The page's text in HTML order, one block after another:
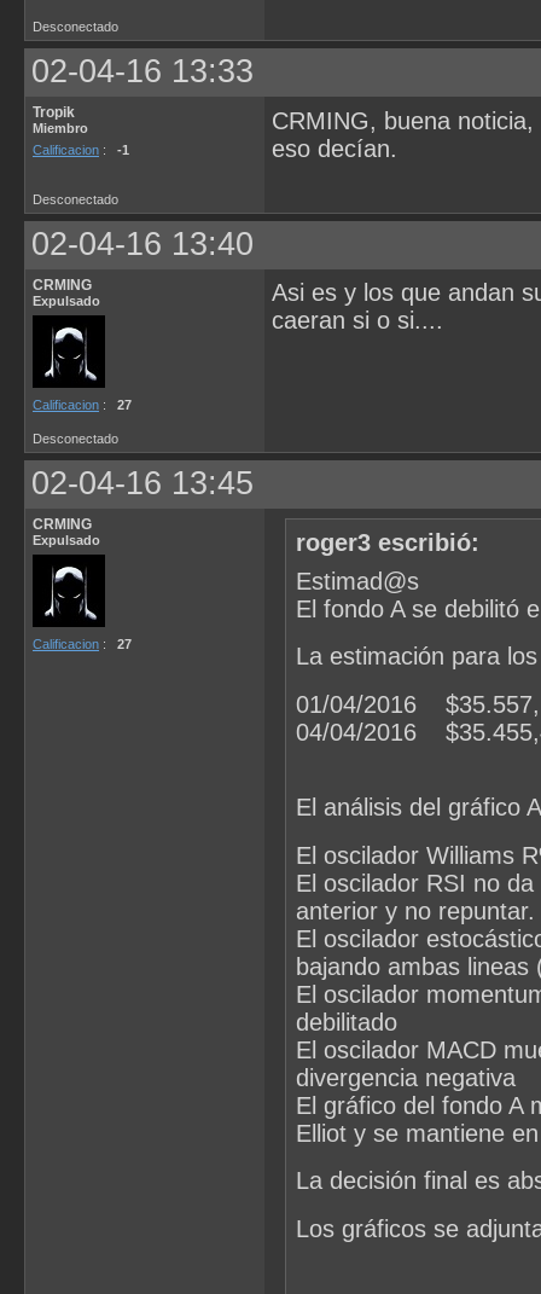
Desconectado
02-04-16 13:33
Tropik
Miembro
Calificacion : -1
CRMING, buena
eso decían.
Desconectado
02-04-16 13:40
CRMING
Expulsado
Calificacion : 27
Asi es y los que andan
caeran si o si....
Desconectado
02-04-16 13:45
CRMING
Expulsado
Calificacion : 27
roger3 escribió:
Estimad@s
El fondo A se debilitó
La estimación para
01/04/2016
04/04/2016
El análisis del gráfico
El oscilador Williams
El oscilador RSI no
anterior y no repuntar.
El oscilador
bajando ambas lineas
El oscilador
debilitado
El oscilador MACD
divergencia negativa
El gráfico del fondo A
Elliot y se mantiene
La decisión final es
Los gráficos se